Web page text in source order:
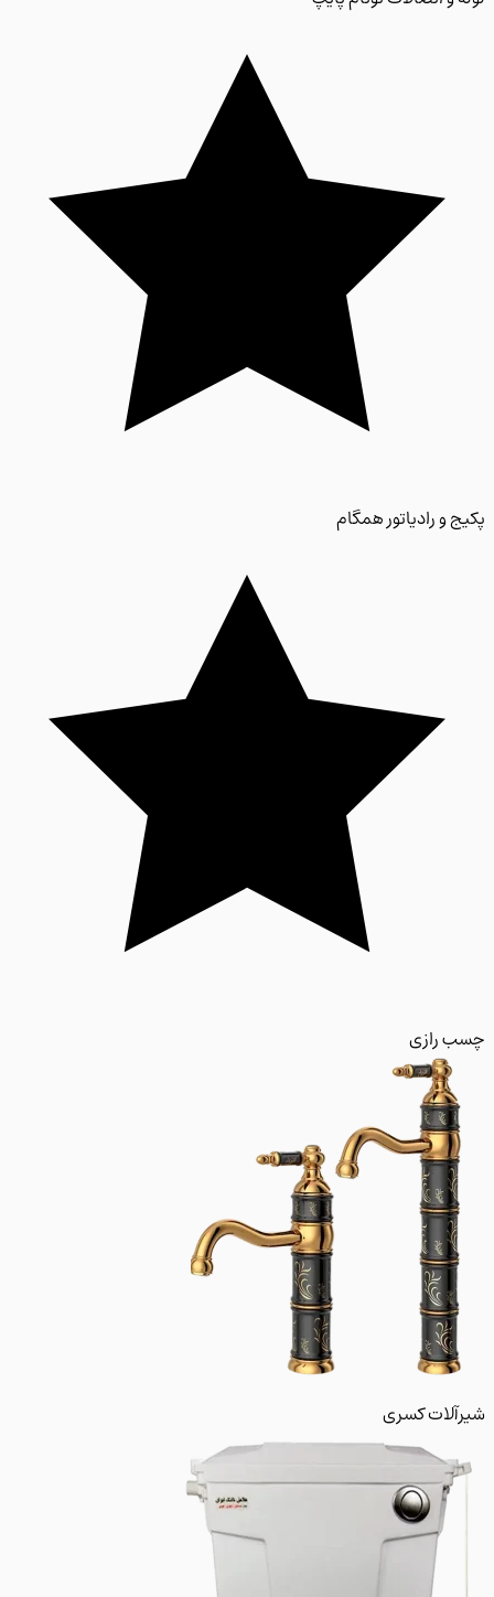
و رادیاتور همگام
رازی
کسری